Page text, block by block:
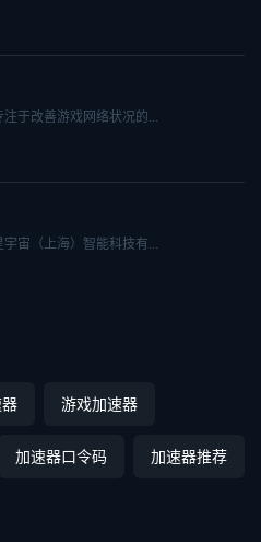
于改善游戏网络状况的...
宙（上海）智能科技有...
游戏加速器
加速器口令码 加速器推荐